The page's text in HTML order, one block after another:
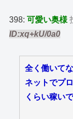
398:可愛い奥様
ID:xq+kU/0a0
全く働いて
ネットでプ
くらい稼い